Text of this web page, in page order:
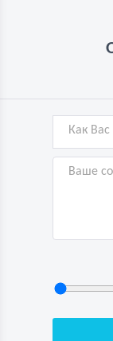
Нажимая